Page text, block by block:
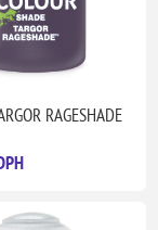
RAGESHADE